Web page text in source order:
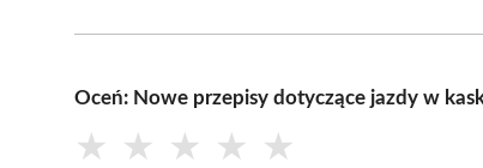
Oceń: Nowe przepisy dotyczące jazdy w
★ ★ ★ ★ ★